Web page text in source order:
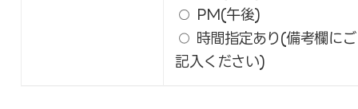
PM(午後)
時間指定あり(備考欄にご
記入ください)